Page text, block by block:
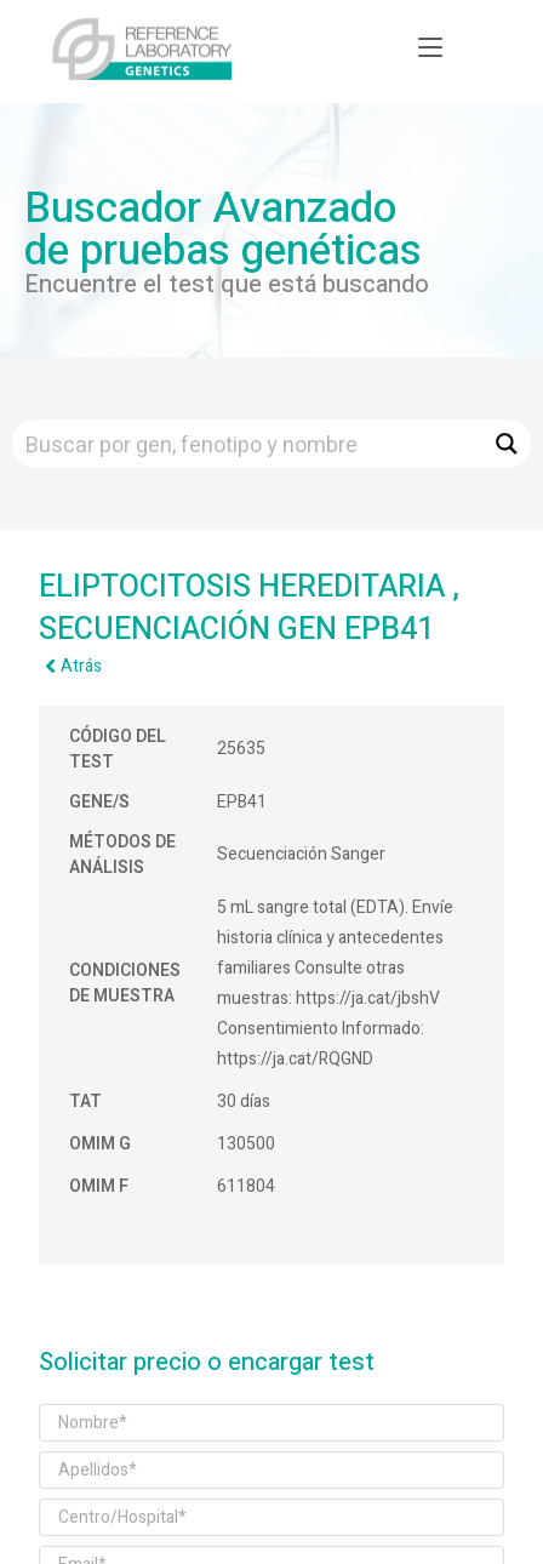
Buscador Avanzado
de pruebas genéticas
Encuentre el test que está buscando
ELIPTOCITOSIS HEREDITARIA ,
SECUENCIACIÓN GEN EPB41
Atrás
CÓDIGO DEL
TEST
25635
GENE/S
EPB41
MÉTODOS DE
ANÁLISIS
Secuenciación Sanger
CONDICIONES
DE MUESTRA
5 mL sangre total (EDTA). Envíe
historia clínica y antecedentes
familiares Consulte otras
muestras: https://ja.cat/jbshV
Consentimiento Informado:
https://ja.cat/RQGND
TAT
30 días
OMIM G
130500
OMIM F
611804
Solicitar precio o encargar test